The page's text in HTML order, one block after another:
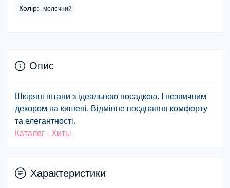
Колір: молочний
Опис
Шкіряні штани з ідеальною посадкою. І незвичним
декором на кишені. Відмінне поєднання комфорту
та елегантності.
Каталог - Хиты
Характеристики